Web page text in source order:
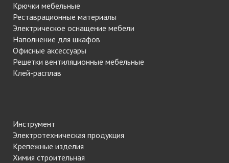
Крючки мебельные
Реставрационные материалы
Электрическое оснащение мебели
Наполнение для шкафов
Офисные аксессуары
Решетки вентиляционные мебельные
Клей-расплав
Инструмент
Электротехническая продукция
Крепежные изделия
Химия строительная